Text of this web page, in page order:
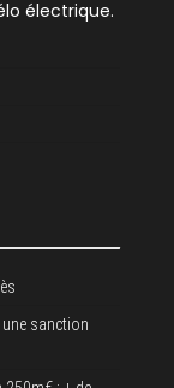
électrique.
une sanction